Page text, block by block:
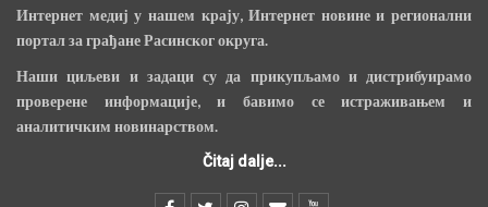
Интернет медиј у нашем крају, Интернет новине и регионални
портал за грађане Расинског округа.
Наши циљеви и задаци су да прикупљамо и дистрибуирамо
проверене информације, и бавимо се истраживањем и
аналитичким новинарством.
Čitaj dalje...